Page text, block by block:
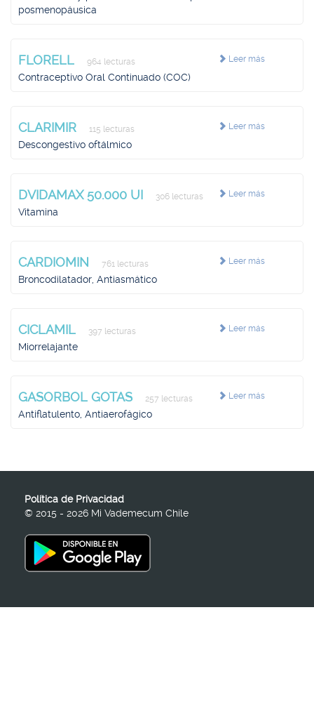
posmenopáusica
Leer más
FLORELL 964 lecturas
Contraceptivo Oral Continuado (COC)
Leer más
CLARIMIR 115 lecturas
Descongestivo oftálmico
Leer más
DVIDAMAX 50.000 UI 306 lecturas
Vitamina
Leer más
CARDIOMIN 761 lecturas
Broncodilatador, Antiasmático
Leer más
CICLAMIL 397 lecturas
Miorrelajante
Leer más
GASORBOL GOTAS 257 lecturas
Antiflatulento, Antiaerofágico
Política de Privacidad
© 2015 - 2026 Mi Vademecum Chile